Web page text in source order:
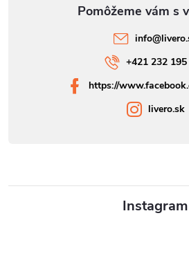
Instagram
info@
+421 232
https://
livero.sk